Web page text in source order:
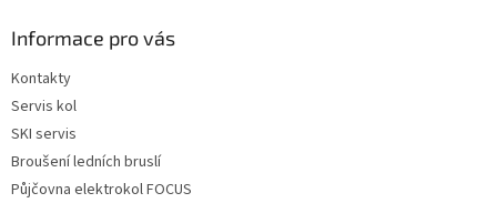
Informace pro vás
Kontakty
Servis kol
SKI servis
Broušení ledních bruslí
Půjčovna elektrokol FOCUS